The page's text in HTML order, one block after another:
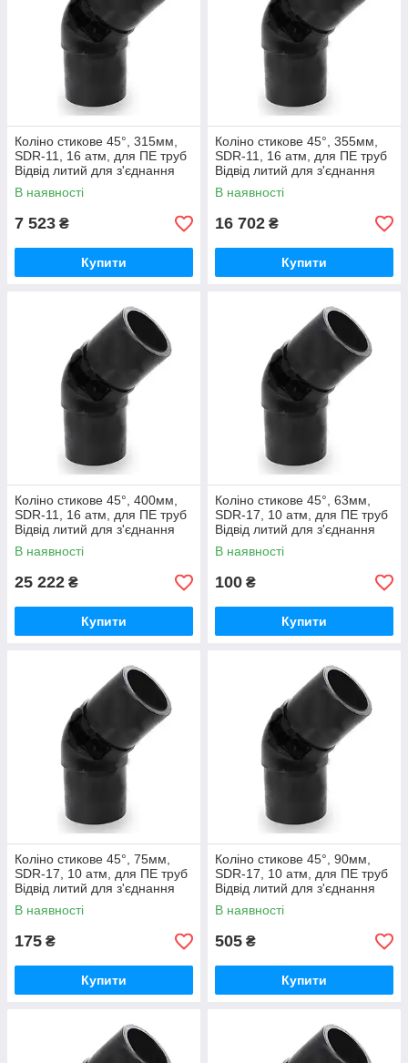
Коліно стикове 45°, 315мм,
SDR-11, 16 атм, для ПЕ труб
Відвід литий для з'єднання
водопровідних та газових
труб
В наявності
7 523 ₴
Купити
Коліно стикове 45°, 355мм,
SDR-11, 16 атм, для ПЕ труб
Відвід литий для з'єднання
водопровідних та газових
труб
В наявності
16 702 ₴
Купити
Коліно стикове 45°, 400мм,
SDR-11, 16 атм, для ПЕ труб
Відвід литий для з'єднання
водопровідних та газових
труб
В наявності
25 222 ₴
Купити
Коліно стикове 45°, 63мм,
SDR-17, 10 атм, для ПЕ труб
Відвід литий для з'єднання
водопровідних та газових
труб
В наявності
100 ₴
Купити
Коліно стикове 45°, 75мм,
SDR-17, 10 атм, для ПЕ труб
Відвід литий для з'єднання
водопровідних та газових
труб
В наявності
175 ₴
Купити
Коліно стикове 45°, 90мм,
SDR-17, 10 атм, для ПЕ труб
Відвід литий для з'єднання
водопровідних та газових
труб
В наявності
505 ₴
Купити